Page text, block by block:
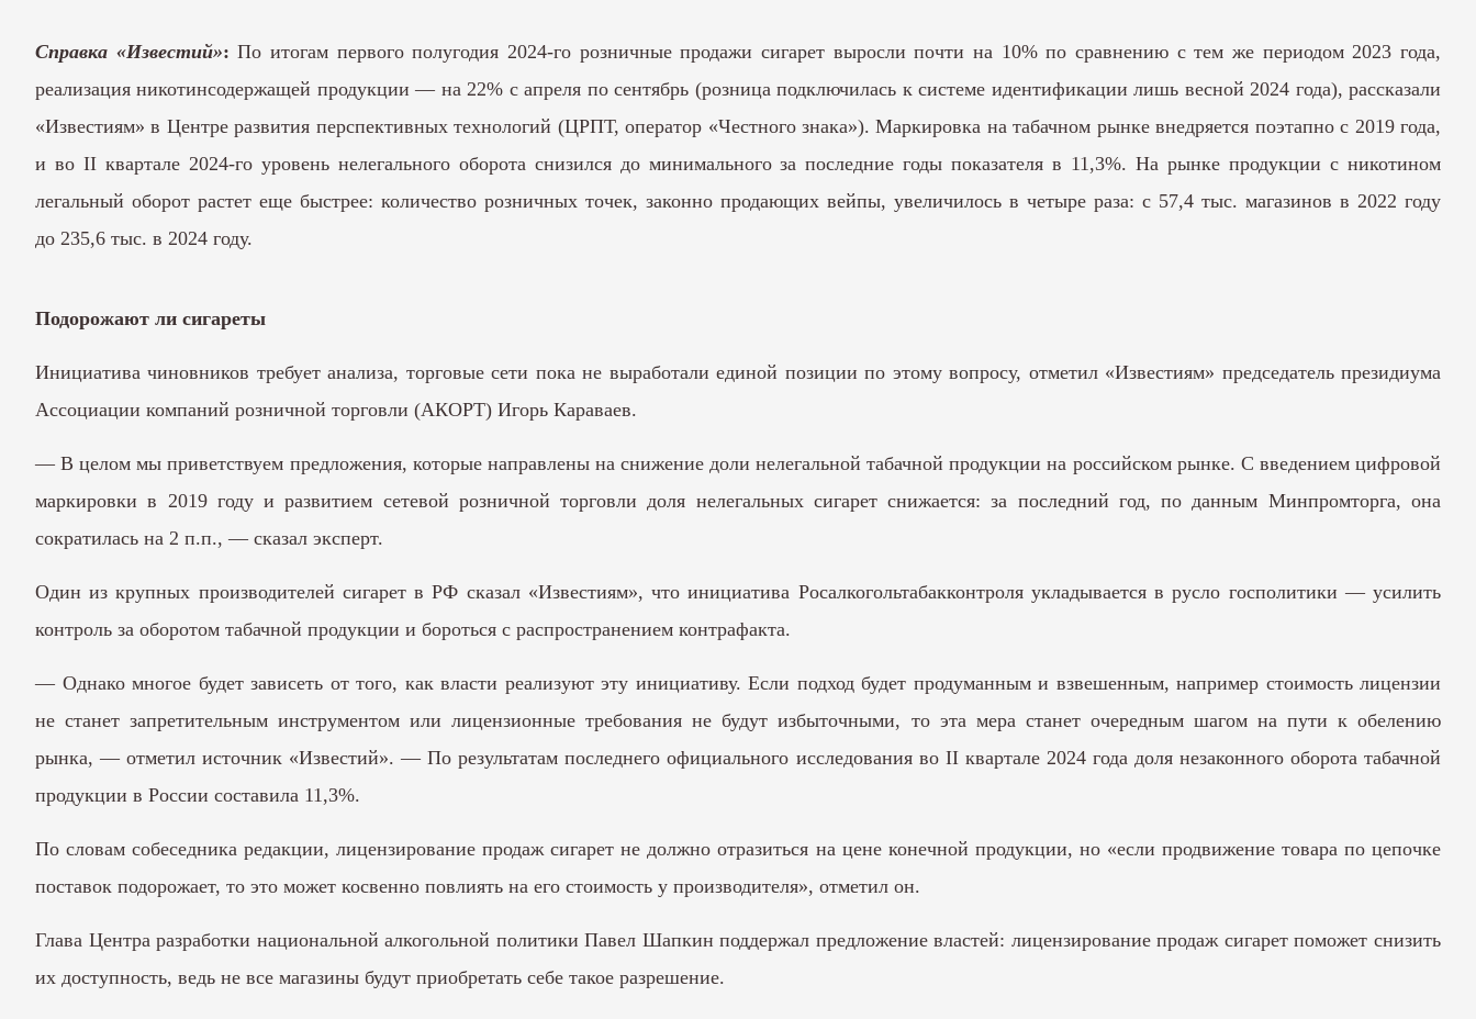
Справка «Известий»: По итогам первого полугодия 2024-го розничные продажи сигарет выросли почти на 10% по сравнению с тем же периодом 2023 года,
реализация никотинсодержащей продукции — на 22% с апреля по сентябрь (розница подключилась к системе идентификации лишь весной 2024 года), рассказали
«Известиям» в Центре развития перспективных технологий (ЦРПТ, оператор «Честного знака»). Маркировка на табачном рынке внедряется поэтапно с 2019 года,
и во II квартале 2024-го уровень нелегального оборота снизился до минимального за последние годы показателя в 11,3%. На рынке продукции с никотином
легальный оборот растет еще быстрее: количество розничных точек, законно продающих вейпы, увеличилось в четыре раза: с 57,4 тыс. магазинов в 2022 году
до 235,6 тыс. в 2024 году.
Подорожают ли сигареты
Инициатива чиновников требует анализа, торговые сети пока не выработали единой позиции по этому вопросу, отметил «Известиям» председатель президиума
Ассоциации компаний розничной торговли (АКОРТ) Игорь Караваев.
— В целом мы приветствуем предложения, которые направлены на снижение доли нелегальной табачной продукции на российском рынке. С введением цифровой
маркировки в 2019 году и развитием сетевой розничной торговли доля нелегальных сигарет снижается: за последний год, по данным Минпромторга, она
сократилась на 2 п.п., — сказал эксперт.
Один из крупных производителей сигарет в РФ сказал «Известиям», что инициатива Росалкогольтабакконтроля укладывается в русло госполитики — усилить
контроль за оборотом табачной продукции и бороться с распространением контрафакта.
— Однако многое будет зависеть от того, как власти реализуют эту инициативу. Если подход будет продуманным и взвешенным, например стоимость лицензии
не станет запретительным инструментом или лицензионные требования не будут избыточными, то эта мера станет очередным шагом на пути к обелению
рынка, — отметил источник «Известий». — По результатам последнего официального исследования во II квартале 2024 года доля незаконного оборота табачной
продукции в России составила 11,3%.
По словам собеседника редакции, лицензирование продаж сигарет не должно отразиться на цене конечной продукции, но «если продвижение товара по цепочке
поставок подорожает, то это может косвенно повлиять на его стоимость у производителя», отметил он.
Глава Центра разработки национальной алкогольной политики Павел Шапкин поддержал предложение властей: лицензирование продаж сигарет поможет снизить
их доступность, ведь не все магазины будут приобретать себе такое разрешение.